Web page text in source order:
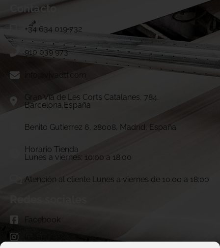
Contacto
+34 634 019 732
910 039 973
info@vivadtf.com
Gran Vía de Les Corts Catalanes, 784.
Barcelona,España
Benito Gutierrez 6, 28008, Madrid, España
Horario Tienda
Lunes a viernes: 10:00 a 18:00
Atención al cliente Lunes a viernes de 10:00 a 18:00
Facebook